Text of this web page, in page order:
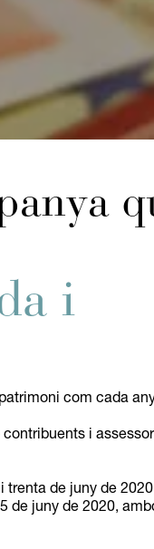
i
com cada
i
trenta de juny de
de juny de 2020,